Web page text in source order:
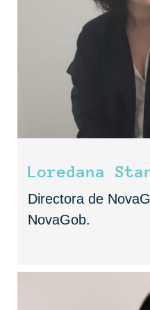
Loredana
Directora de
NovaGob.